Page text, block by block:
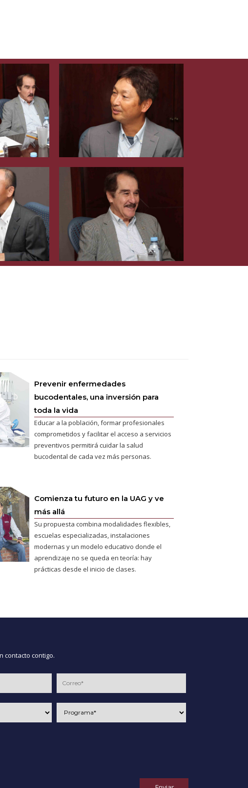
Prevenir enfermedades
bucodentales, una inversión para
toda la vida
Educar a la población, formar profesionales
comprometidos y facilitar el acceso a servicios
preventivos permitirá cuidar la salud
bucodental de cada vez más personas.
Comienza tu futuro en la UAG y ve
más allá
Su propuesta combina modalidades flexibles,
escuelas especializadas, instalaciones
modernas y un modelo educativo donde el
aprendizaje no se queda en teoría: hay
prácticas desde el inicio de clases.
contacto contigo.